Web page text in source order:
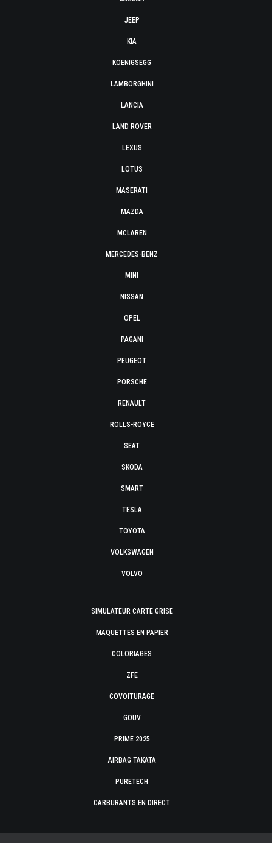
JEEP
KIA
KOENIGSEGG
LAMBORGHINI
LANCIA
LAND ROVER
LEXUS
LOTUS
MASERATI
MAZDA
MCLAREN
MERCEDES-BENZ
MINI
NISSAN
OPEL
PAGANI
PEUGEOT
PORSCHE
RENAULT
ROLLS-ROYCE
SEAT
SKODA
SMART
TESLA
TOYOTA
VOLKSWAGEN
VOLVO
SIMULATEUR CARTE GRISE
MAQUETTES EN PAPIER
COLORIAGES
ZFE
COVOITURAGE
GOUV
PRIME 2025
AIRBAG TAKATA
PURETECH
CARBURANTS EN DIRECT